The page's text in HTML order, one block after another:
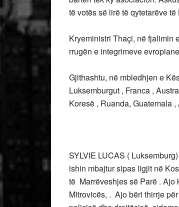
të votës së lirë të qytetarëve
Kryeministri Thaçi, në fjalimin
rrugën e integrimeve
Gjithashtu, në mbledhjen e
Luksemburgut , Franca ,
Koresë , Ruanda, Guatemala
SYLVIE LUCAS (
ishin mbajtur sipas ligjit në
të Marrëveshjes së Parë . Ajo
Mitrovicës, . Ajo bëri thirrje